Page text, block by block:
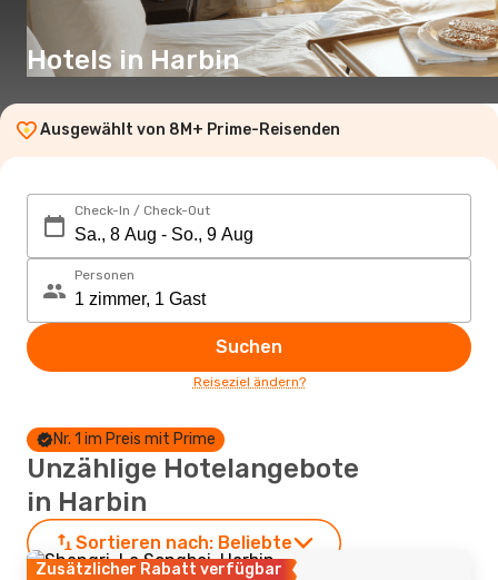
Hotels in Harbin
Ausgewählt von 8M+ Prime-Reisenden
Check-In / Check-Out
Personen
Suchen
Reiseziel ändern?
Nr. 1 im Preis mit Prime
Unzählige Hotelangebote
in Harbin
Sortieren nach: Beliebte
Zusätzlicher Rabatt verfügbar